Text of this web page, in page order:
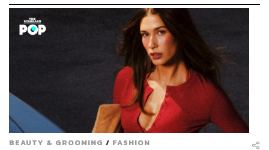
BEAUTY & GROOMING / FASHION